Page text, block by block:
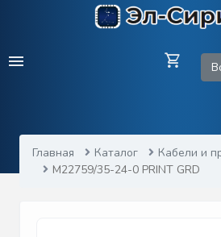
Главная Каталог
Кабели и
M22759/35-24-0 PRINT GRD